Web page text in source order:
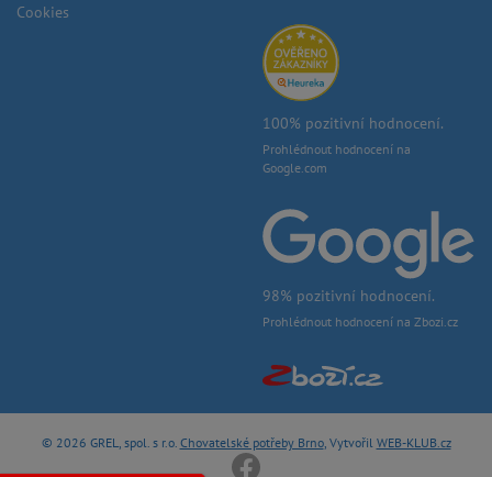
Cookies
100% pozitivní hodnocení.
Prohlédnout hodnocení na
Google.com
98% pozitivní hodnocení.
Prohlédnout hodnocení na Zbozi.cz
© 2026 GREL, spol. s r.o. Chovatelské potřeby Brno, Vytvořil WEB-KLUB.cz